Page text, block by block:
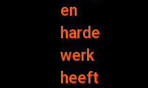
en
harde
werk
heeft